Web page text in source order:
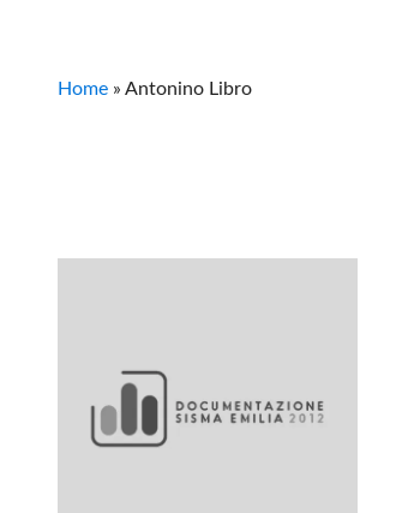
Home » Antonino Libro